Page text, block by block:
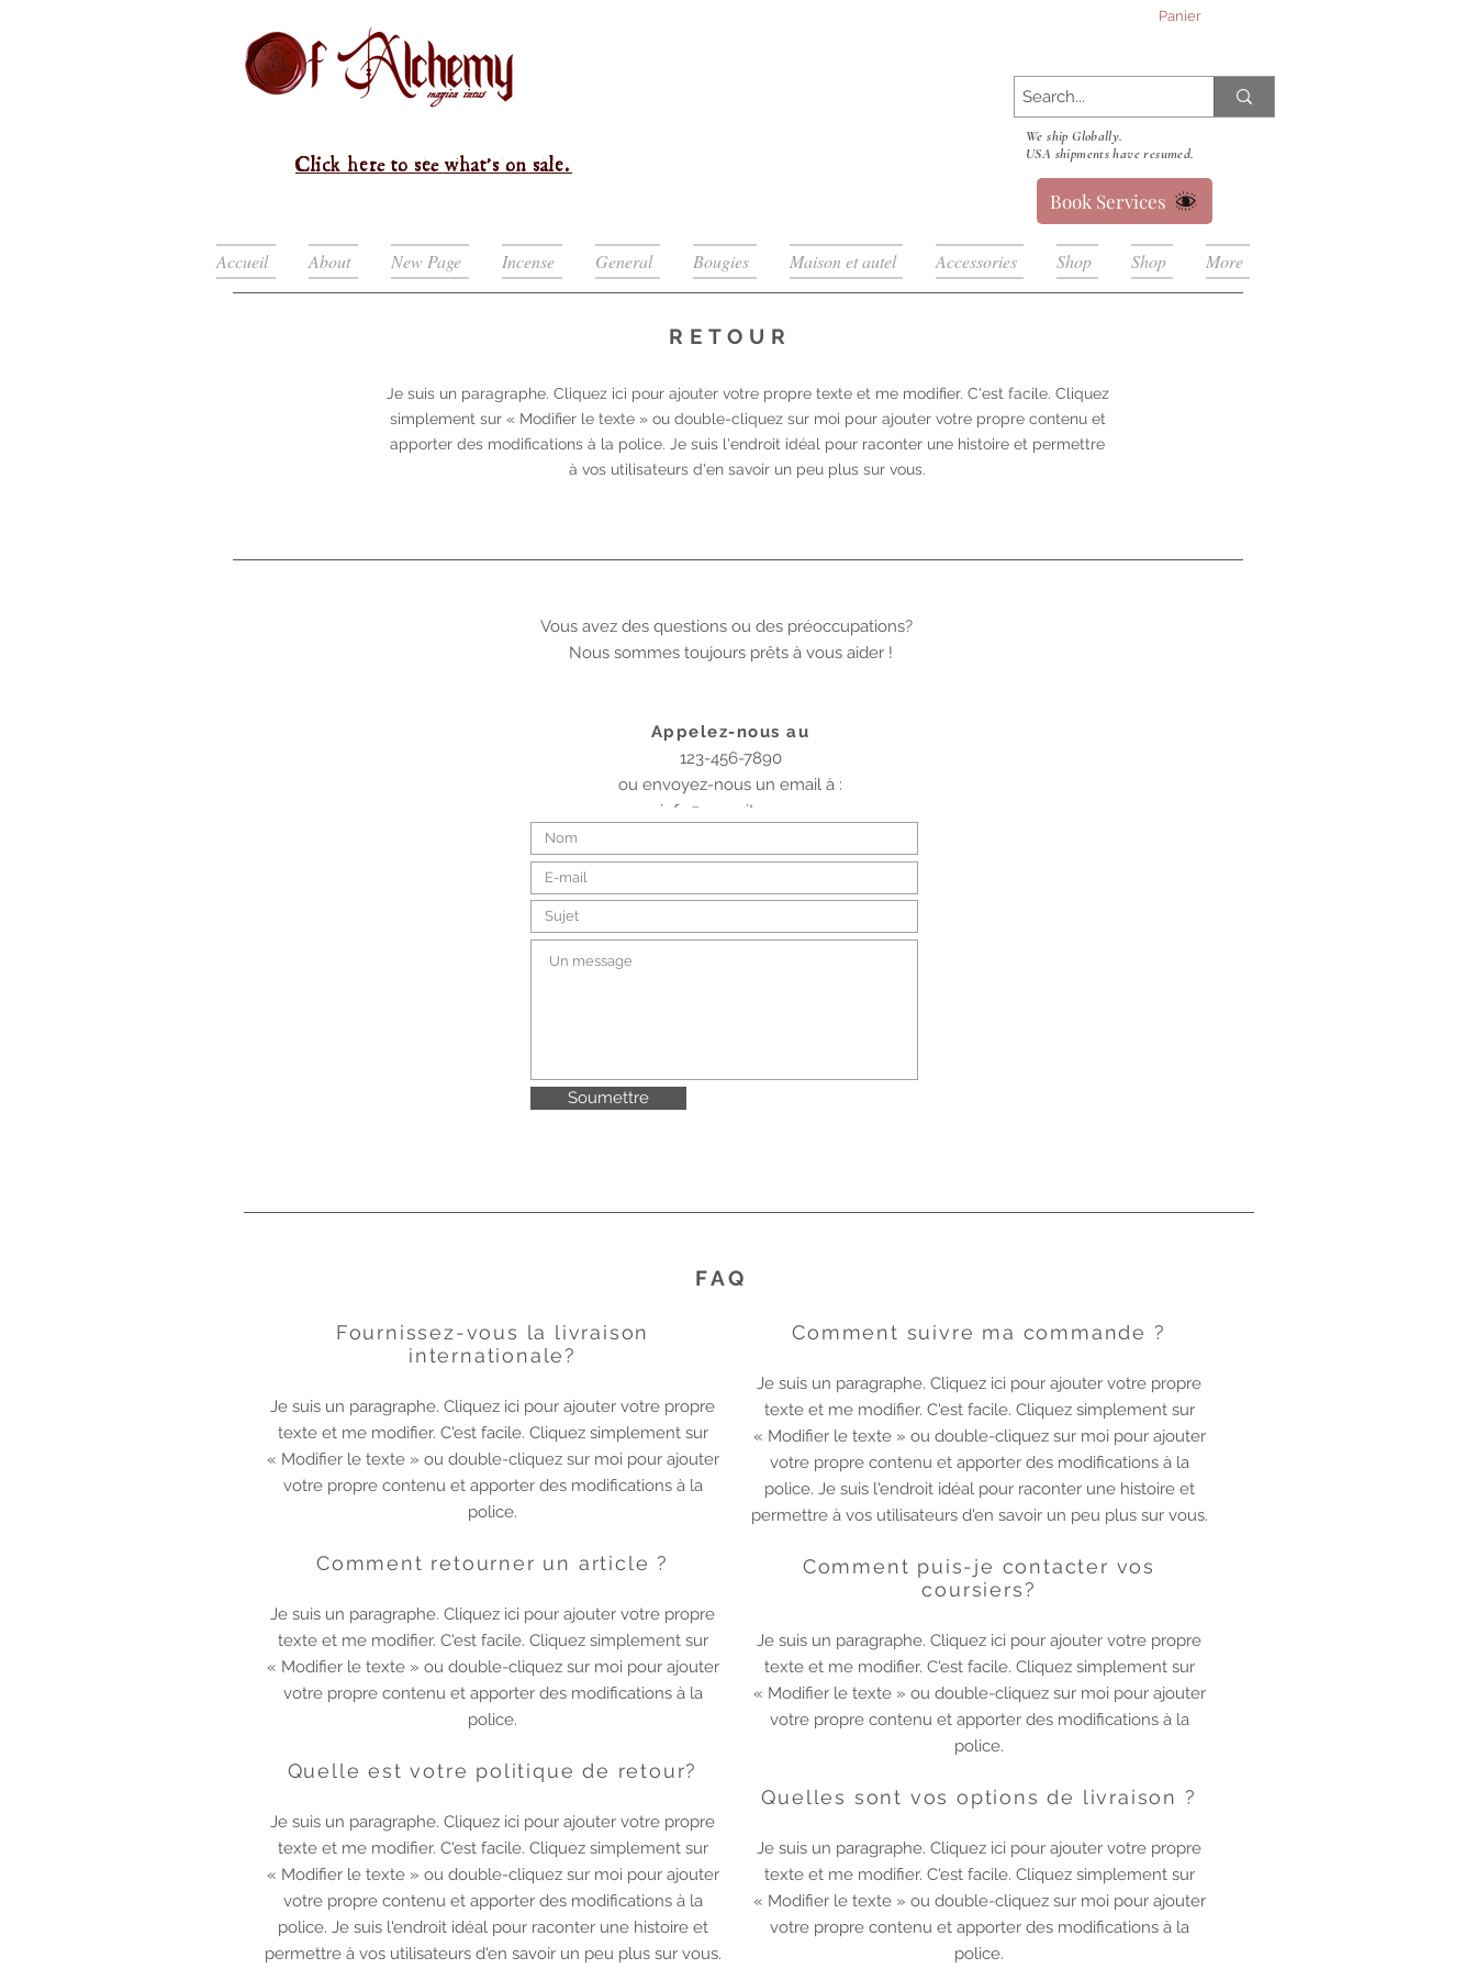
Click here to see what's on sale.
Panier
We ship Globally.
USA shipments have resumed.
Book Services
Accueil About New Page Incense General Bougies Maison et autel Accessories Shop Shop More
RETOUR
Je suis un paragraphe. Cliquez ici pour ajouter votre propre texte et me modifier. C'est facile. Cliquez
simplement sur « Modifier le texte » ou double-cliquez sur moi pour ajouter votre propre contenu et
apporter des modifications à la police. Je suis l'endroit idéal pour raconter une histoire et permettre
à vos utilisateurs d'en savoir un peu plus sur vous.
Vous avez des questions ou des préoccupations?
Nous sommes toujours prêts à vous aider !
Appelez-nous au
123-456-7890
ou envoyez-nous un email à :
info@monsite.com
Soumettre
FAQ
Fournissez-vous la livraison
internationale?
Je suis un paragraphe. Cliquez ici pour ajouter votre propre
texte et me modifier. C'est facile. Cliquez simplement sur
« Modifier le texte » ou double-cliquez sur moi pour ajouter
votre propre contenu et apporter des modifications à la
police.
Comment retourner un article ?
Je suis un paragraphe. Cliquez ici pour ajouter votre propre
texte et me modifier. C'est facile. Cliquez simplement sur
« Modifier le texte » ou double-cliquez sur moi pour ajouter
votre propre contenu et apporter des modifications à la
police.
Quelle est votre politique de retour?
Je suis un paragraphe. Cliquez ici pour ajouter votre propre
texte et me modifier. C'est facile. Cliquez simplement sur
« Modifier le texte » ou double-cliquez sur moi pour ajouter
votre propre contenu et apporter des modifications à la
police. Je suis l'endroit idéal pour raconter une histoire et
permettre à vos utilisateurs d'en savoir un peu plus sur vous.
Comment suivre ma commande ?
Je suis un paragraphe. Cliquez ici pour ajouter votre propre
texte et me modifier. C'est facile. Cliquez simplement sur
« Modifier le texte » ou double-cliquez sur moi pour ajouter
votre propre contenu et apporter des modifications à la
police. Je suis l'endroit idéal pour raconter une histoire et
permettre à vos utilisateurs d'en savoir un peu plus sur vous.
Comment puis-je contacter vos
coursiers?
Je suis un paragraphe. Cliquez ici pour ajouter votre propre
texte et me modifier. C'est facile. Cliquez simplement sur
« Modifier le texte » ou double-cliquez sur moi pour ajouter
votre propre contenu et apporter des modifications à la
police.
Quelles sont vos options de livraison ?
Je suis un paragraphe. Cliquez ici pour ajouter votre propre
texte et me modifier. C'est facile. Cliquez simplement sur
« Modifier le texte » ou double-cliquez sur moi pour ajouter
votre propre contenu et apporter des modifications à la
police.